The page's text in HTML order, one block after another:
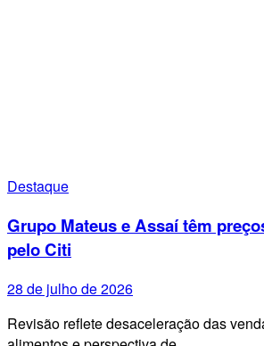
Destaque
Grupo Mateus e Assaí têm
pelo Citi
28 de julho de 2026
Revisão reflete desaceleração das